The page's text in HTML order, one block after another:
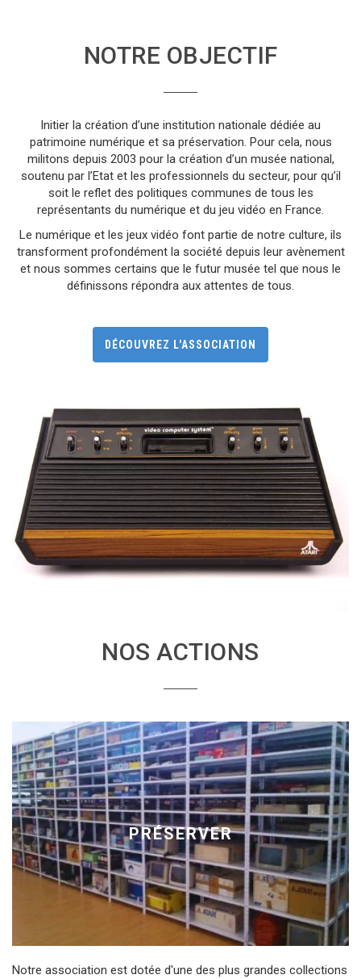
NOTRE OBJECTIF
Initier la création d’une institution nationale dédiée au
patrimoine numérique et sa préservation. Pour cela, nous
militons depuis 2003 pour la création d’un musée national,
soutenu par l’Etat et les professionnels du secteur, pour qu’il
soit le reflet des politiques communes de tous les
représentants du numérique et du jeu vidéo en France.
Le numérique et les jeux vidéo font partie de notre culture, ils
transforment profondément la société depuis leur avènement
et nous sommes certains que le futur musée tel que nous le
définissons répondra aux attentes de tous.
DÉCOUVREZ L'ASSOCIATION
NOS ACTIONS
PRÉSERVER
Notre association est dotée d'une des plus grandes collections